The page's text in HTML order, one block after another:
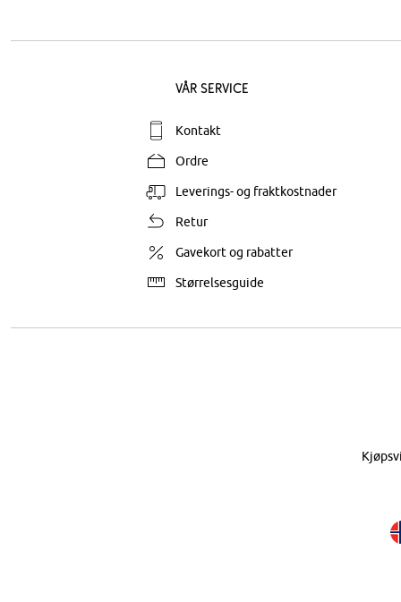
Vår service
Kontakt
Ordre
Leverings- og fraktkostnader
Retur
Gavekort og rabatter
Størrelsesguide